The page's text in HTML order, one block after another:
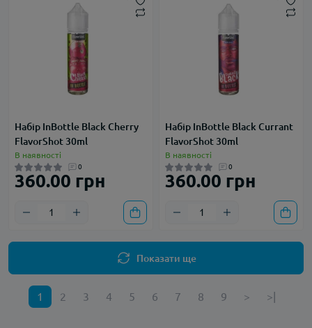
Набір InBottle Black Cherry
FlavorShot 30ml
В наявності
0
360.00 грн
Набір InBottle Black Currant
FlavorShot 30ml
В наявності
0
360.00 грн
Показати ще
1 2 3 4 5 6 7 8 9 > >|